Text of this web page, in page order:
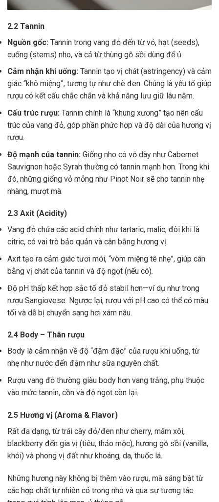
2.2 Tannin
Nguồn gốc: Tannin trong vang đỏ đến từ vỏ, hạt (seeds),
cuống (stems) nho, và cả từ thùng gỗ sồi dùng để ủ.
Cảm nhận khi uống: Tannin tạo vị chát (astringency) và cảm
giác “khô miệng”, tương tự như chè đen. Chúng là yếu tố giúp
rượu có kết cấu chắc chắn và khả năng lưu giữ lâu năm.
Cấu trúc rượu: Tannin chính là “khung xương” tạo nên cấu
trúc của vang đỏ, góp phần phức hợp và độ dài của hương vị
rượu.
Độ mạnh của tannin: Giống nho có vỏ dày như Cabernet
Sauvignon hoặc Syrah thường có tannin mạnh hơn. Trong khi
đó, những giống vỏ mỏng như Pinot Noir sẽ cho tannin nhẹ
nhàng, mượt mà.
2.3 Axit (Acidity)
Vang đỏ chứa các acid chính như tartaric, malic, đôi khi là
citric, có vai trò bảo quản và cân bằng hương vị .
Axit tạo ra cảm giác tươi mới, “vòm miệng tê nhẹ”, giúp cân
bằng vị chát của tannin và độ ngọt (nếu có).
Độ pH thấp kết hợp sắc tố đỏ stabil hơn—ví dụ như trong
rượu Sangiovese. Ngược lại, rượu với pH cao có thể có màu
tối và dễ bị chuyển sang hơi xám nâu.
2.4 Body – Thân rượu
Body là cảm nhận về độ “đậm đặc” của rượu khi uống, từ
nhẹ như nước đến đậm như sữa nguyên chất.
Rượu vang đỏ thường giàu body hơn vang trắng, phụ thuộc
vào mức tannin, cồn và độ ngọt còn lại.
2.5 Hương vị (Aroma & Flavor)
Rất đa dạng, từ trái cây đỏ/đen như cherry, mâm xôi,
blackberry đến gia vị (tiêu, thảo mộc), hương gỗ sồi (vanilla,
khói) và phong vị đất như khoáng, da, thuốc lá.
Những hương này không bị thêm vào rượu, mà sáng bật từ
các hợp chất tự nhiên có trong nho và qua sự tương tác